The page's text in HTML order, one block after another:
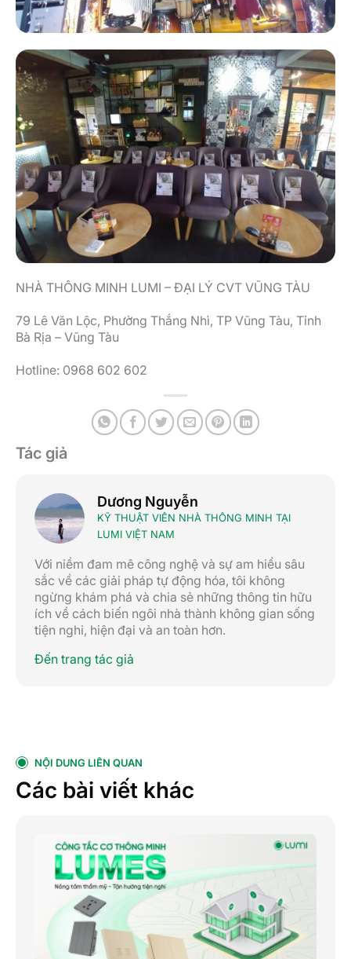
NHÀ THÔNG MINH LUMI – ĐẠI LÝ CVT VŨNG TÀU
79 Lê Văn Lộc, Phường Thắng Nhì, TP Vũng Tàu, Tỉnh
Bà Rịa – Vũng Tàu
Hotline: 0968 602 602
Tác giả
Dương Nguyễn
KỸ THUẬT VIÊN NHÀ THÔNG MINH TẠI
LUMI VIỆT NAM
Với niềm đam mê công nghệ và sự am hiểu sâu
sắc về các giải pháp tự động hóa, tôi không
ngừng khám phá và chia sẻ những thông tin hữu
ích về cách biến ngôi nhà thành không gian sống
tiện nghi, hiện đại và an toàn hơn.
Đến trang tác giả
NỘI DUNG LIÊN QUAN
Các bài viết khác